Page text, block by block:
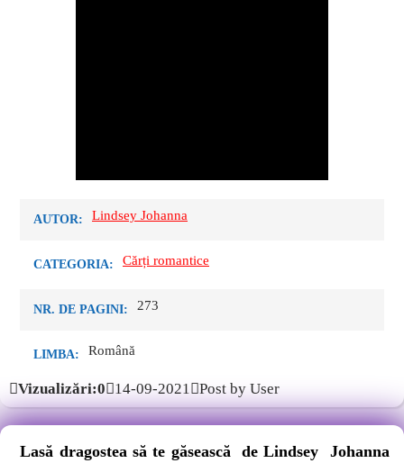
AUTOR: Lindsey Johanna
CATEGORIA: Cărți romantice
NR. DE PAGINI: 273
LIMBA: Română
Vizualizări:0 14-09-2021 Post by User
Lasă dragostea să te găsească de Lindsey Johanna